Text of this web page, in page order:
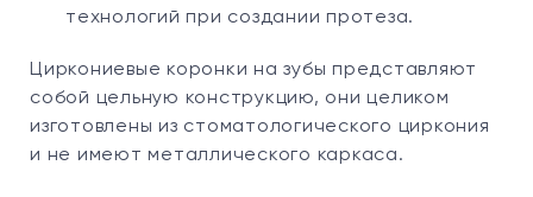
технологий при создании протеза.
Циркониевые коронки на зубы представляют
собой цельную конструкцию, они целиком
изготовлены из стоматологического циркония
и не имеют металлического каркаса.